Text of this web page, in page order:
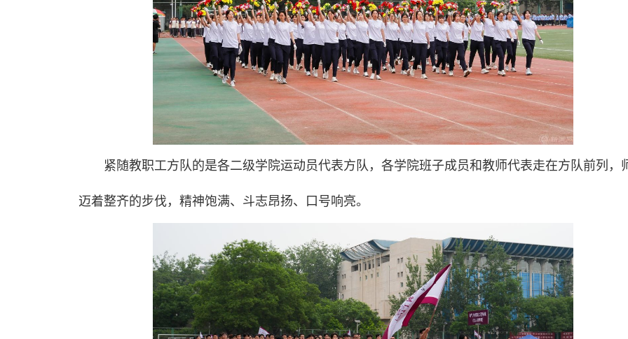
紧随教职工方队的是各二级学院运动员代表方队，各学院班子成员和教师代表走在方队前列，
迈着整齐的步伐，精神饱满、斗志昂扬、口号响亮。